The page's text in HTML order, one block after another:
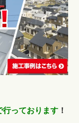
行っております ！